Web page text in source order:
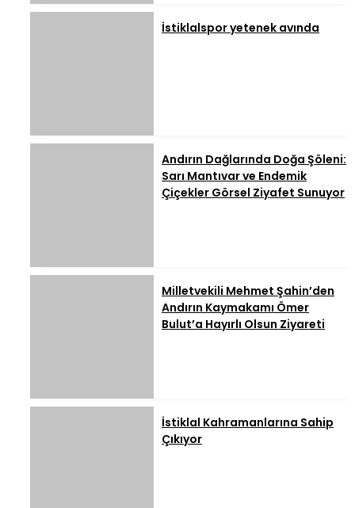
İstiklalspor yetenek avında
Andırın Dağlarında Doğa Şöleni:
Sarı Mantıvar ve Endemik
Çiçekler Görsel Ziyafet Sunuyor
Milletvekili Mehmet Şahin’den
Andırın Kaymakamı Ömer
Bulut’a Hayırlı Olsun Ziyareti
İstiklal Kahramanlarına Sahip
Çıkıyor